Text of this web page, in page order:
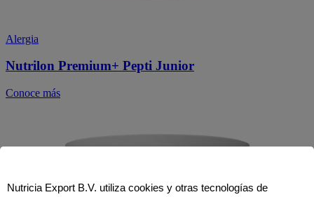
Alergia
Nutrilon Premium+ Pepti Junior
Conoce más
Nutricia Export B.V. utiliza cookies y otras tecnologías de